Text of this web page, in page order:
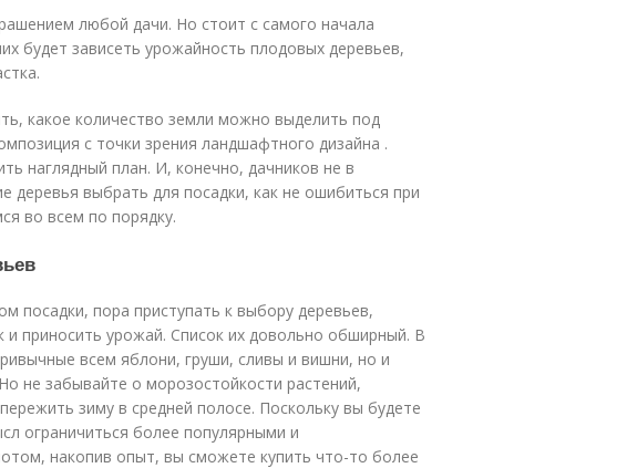
любой дачи. Но стоит с самого начала
будет зависеть урожайность плодовых деревьев,
какое количество земли можно выделить под
с точки зрения ландшафтного дизайна .
наглядный план. И, конечно, дачников не в
деревья выбрать для посадки, как не ошибиться при
во всем по порядку.
посадки, пора приступать к выбору деревьев,
и приносить урожай. Список их довольно обширный. В
всем яблони, груши, сливы и вишни, но и
не забывайте о морозостойкости растений,
зиму в средней полосе. Поскольку вы будете
ограничиться более популярными и
накопив опыт, вы сможете купить что-то более